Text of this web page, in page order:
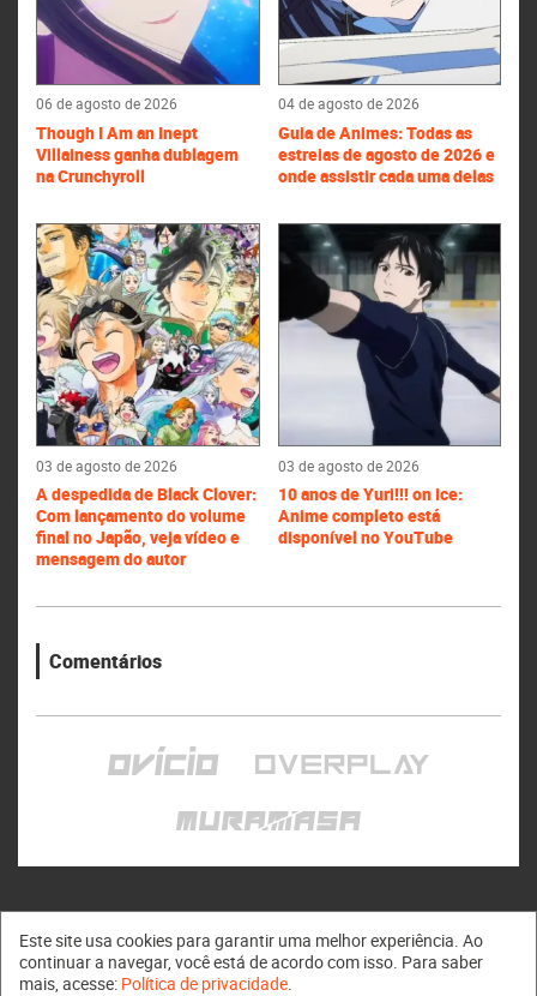
06 de agosto de 2026
Though I Am an Inept
Villainess ganha dublagem
na Crunchyroll
04 de agosto de 2026
Guia de Animes: Todas as
estreias de agosto de 2026 e
onde assistir cada uma delas
03 de agosto de 2026
A despedida de Black Clover:
Com lançamento do volume
final no Japão, veja vídeo e
mensagem do autor
03 de agosto de 2026
10 anos de Yuri!!! on Ice:
Anime completo está
disponível no YouTube
Comentários
Muramasa © 2011 - 2026
Este site usa cookies para garantir uma melhor experiência. Ao
continuar a navegar, você está de acordo com isso. Para saber
mais, acesse: Política de privacidade.